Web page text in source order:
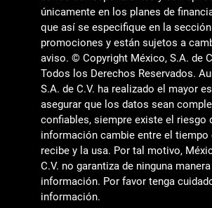
únicamente en los planes de
que así se especifique en la
promociones y están sujetos a
aviso. © Copyright México, S.A. de
Todos los Derechos Reservados.
S.A. de C.V. ha realizado el mayor
asegurar que los datos sean
confiables, siempre existe el riesgo
información cambie entre el tiempo
recibe y la usa. Por tal motivo,
C.V. no garantiza de ninguna
información. Por favor tenga
información.